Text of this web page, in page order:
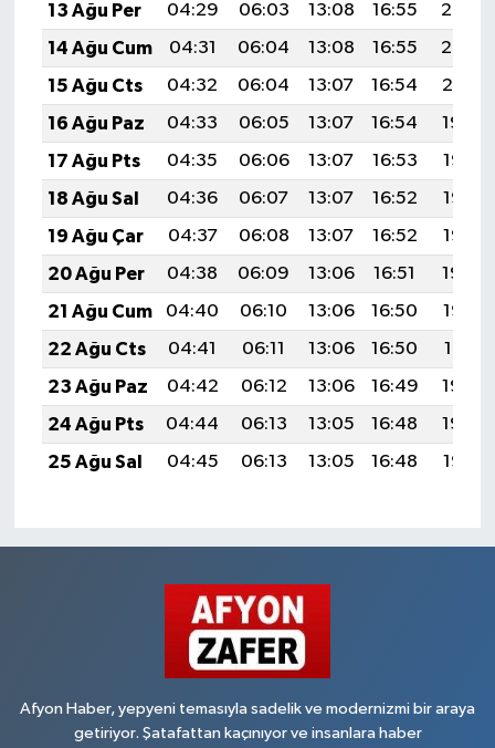
13 Ağu Per
04:29 06:03 13:08 16:55
20:03
14 Ağu Cum
04:31 06:04 13:08 16:55
20:02
15 Ağu Cts
04:32 06:04 13:07 16:54
20:01
16 Ağu Paz
04:33 06:05 13:07 16:54
19:59
17 Ağu Pts
04:35 06:06 13:07 16:53
19:58
18 Ağu Sal
04:36 06:07 13:07 16:52
19:57
19 Ağu Çar
04:37 06:08 13:07 16:52
19:55
20 Ağu Per
04:38 06:09 13:06 16:51
19:54
21 Ağu Cum
04:40 06:10 13:06 16:50
19:52
22 Ağu Cts
04:41 06:11 13:06 16:50
19:51
23 Ağu Paz
04:42 06:12 13:06 16:49
19:50
24 Ağu Pts
04:44 06:13 13:05 16:48
19:48
25 Ağu Sal
04:45 06:13 13:05 16:48 19:47
Afyon Haber, yepyeni temasıyla sadelik ve modernizmi bir araya
getiriyor. Şatafattan kaçınıyor ve insanlara haber